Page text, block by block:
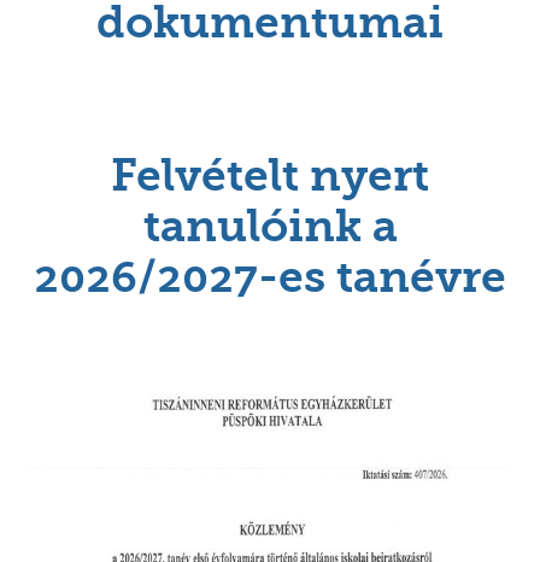
dokumentumai
Felvételt nyert
tanulóink a
2026/2027-es tanévre